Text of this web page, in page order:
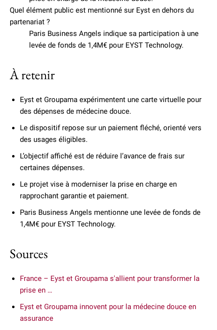
Quel élément public est mentionné sur Eyst en dehors du
partenariat ?
Paris Business Angels indique sa participation à une
levée de fonds de 1,4M€ pour EYST Technology.
À retenir
Eyst et Groupama expérimentent une carte virtuelle pour
des dépenses de médecine douce.
Le dispositif repose sur un paiement fléché, orienté vers
des usages éligibles.
L’objectif affiché est de réduire l’avance de frais sur
certaines dépenses.
Le projet vise à moderniser la prise en charge en
rapprochant garantie et paiement.
Paris Business Angels mentionne une levée de fonds de
1,4M€ pour EYST Technology.
Sources
France – Eyst et Groupama s'allient pour transformer la
prise en …
Eyst et Groupama innovent pour la médecine douce en
assurance